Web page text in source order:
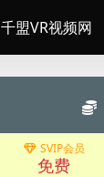
千盟VR视频网
SVIP会员
免费